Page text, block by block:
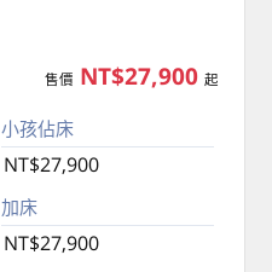
售價 NT$27,900 起
小孩佔床
NT$27,900
加床
NT$27,900